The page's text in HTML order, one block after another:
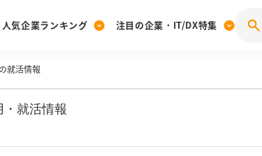
[27卒] 本選考体験記投稿キャンペ
人気企業ランキング 注目の企業・IT/DX特集
28卒 IT・DX企業特集 27卒 IT・
就活情報
就活情報